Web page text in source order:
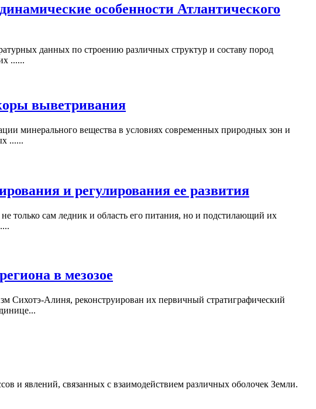
особенности Атлантического
данных по строению различных структур и составу пород
......
выветривания
минерального вещества в условиях современных природных зон и
......
и регулирования ее развития
только сам ледник и область его питания, но и подстилающий их
в мезозое
Сихотэ-Алиня, реконструирован их первичный стратиграфический
и явлений, связанных с взаимодействием различных оболочек Земли.